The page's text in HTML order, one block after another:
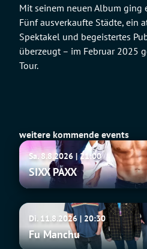
Mit seinem neuen Album ging
Fünf ausverkaufte Städte, ein
Spektakel und begeistertes
überzeugt – im Februar 2025
Tour.
weitere kommende events
SIXX
PAXXSa. 8.8.2026 | 21:00
SIXX PAXX
Fu
Manchu
Di. 11.8.2026 | 20:30
Fu Manchu